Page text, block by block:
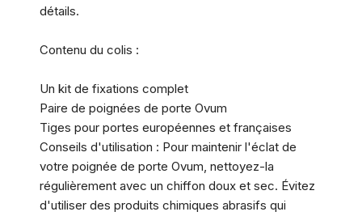
détails.
Contenu du colis :
Un kit de fixations complet
Paire de poignées de porte Ovum
Tiges pour portes européennes et françaises
Conseils d'utilisation : Pour maintenir l'éclat de
votre poignée de porte Ovum, nettoyez-la
régulièrement avec un chiffon doux et sec. Évitez
d'utiliser des produits chimiques abrasifs qui